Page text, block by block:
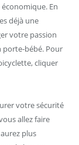
En
déjà une
votre passion
porte-bébé. Pour
cliquer
votre sécurité
allez faire
plus